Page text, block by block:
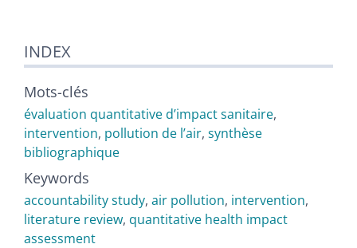
INDEX
Mots-clés
évaluation quantitative d’impact sanitaire,
intervention, pollution de l’air, synthèse
bibliographique
Keywords
accountability study, air pollution, intervention,
literature review, quantitative health impact
assessment